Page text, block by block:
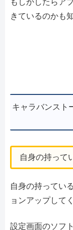
もしかしたらア
きているのかも
キャラバンスト
自身の持って
自身の持ってい
ョンアップして
設定画面のソフ